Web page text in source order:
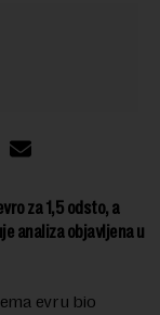
za 1,5 odsto, a
analiza objavljena u
evru bio